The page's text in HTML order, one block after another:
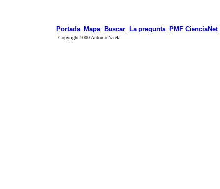
Portada Mapa Buscar La pregunta PMF CienciaNet
Copyright 2000 Antonio Varela